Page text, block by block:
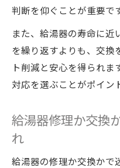
判断を仰ぐことが重要です
また、給湯器の寿命に近
を繰り返すよりも、交換
ト削減と安心を得られ
対応を選ぶことがポイン
給湯器修理か交換
れ
給湯器の修理か交換かで